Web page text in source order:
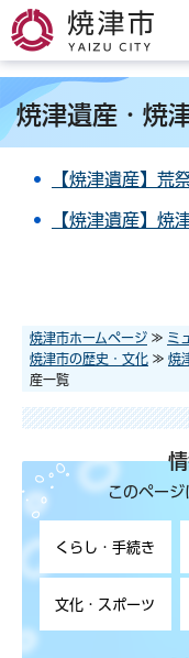
焼津市
焼津遺産・焼
【焼津遺産】荒
【焼津遺産】焼
焼津市ホームページ ≫ ミ
焼津市の歴史・文化 ≫ 焼
産一覧
このページ
くらし・手続き
文化・スポーツ